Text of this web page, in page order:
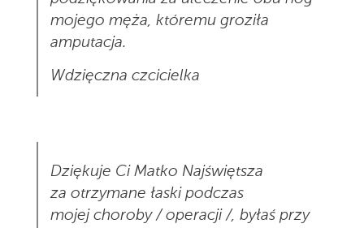
mojego męża, któremu groziła
amputacja.
Wdzięczna czcicielka
Dziękuje Ci Matko Najświętsza
za otrzymane łaski podczas
mojej choroby / operacji /, byłaś przy